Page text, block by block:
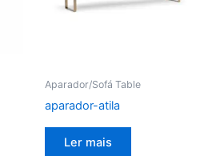
Aparador/Sofá Table
aparador-atila
Ler mais